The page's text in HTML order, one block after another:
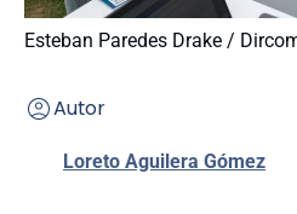
Esteban Paredes Drake /
Autor
Loreto Aguilera Gómez